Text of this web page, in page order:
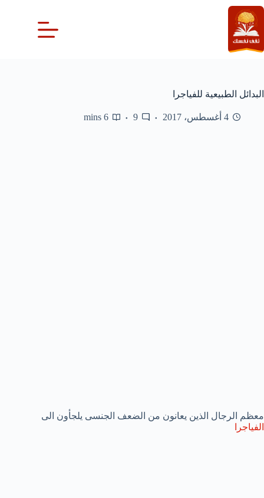
التجاوز
إلى
المحتوى
البدائل الطبيعية للفياجرا
4 أغسطس، 2017 9
6 mins
معظم الرجال الذين يعانون من الضعف الجنسى يلجأون الى
الفياجرا